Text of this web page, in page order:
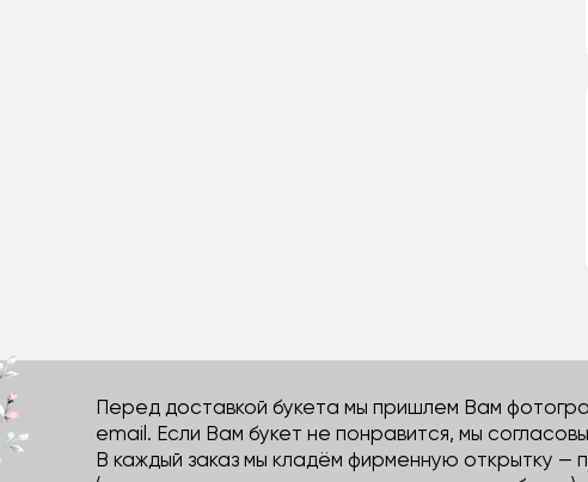
Перед доставкой букета мы пришлем Вам
email. Если Вам букет не понравится, мы
В каждый заказ мы кладём фирменную открытку —